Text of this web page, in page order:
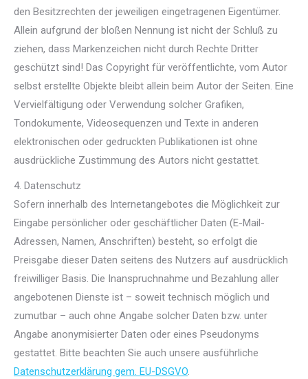
den Besitzrechten der jeweiligen eingetragenen Eigentümer.
Allein aufgrund der bloßen Nennung ist nicht der Schluß zu
ziehen, dass Markenzeichen nicht durch Rechte Dritter
geschützt sind! Das Copyright für veröffentlichte, vom Autor
selbst erstellte Objekte bleibt allein beim Autor der Seiten. Eine
Vervielfältigung oder Verwendung solcher Grafiken,
Tondokumente, Videosequenzen und Texte in anderen
elektronischen oder gedruckten Publikationen ist ohne
ausdrückliche Zustimmung des Autors nicht gestattet.
4. Datenschutz
Sofern innerhalb des Internetangebotes die Möglichkeit zur
Eingabe persönlicher oder geschäftlicher Daten (E-Mail-
Adressen, Namen, Anschriften) besteht, so erfolgt die
Preisgabe dieser Daten seitens des Nutzers auf ausdrücklich
freiwilliger Basis. Die Inanspruchnahme und Bezahlung aller
angebotenen Dienste ist – soweit technisch möglich und
zumutbar – auch ohne Angabe solcher Daten bzw. unter
Angabe anonymisierter Daten oder eines Pseudonyms
gestattet. Bitte beachten Sie auch unsere ausführliche
Datenschutzerklärung gem. EU-DSGVO.